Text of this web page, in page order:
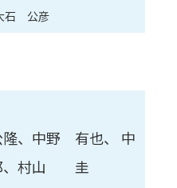
石 公彦
、中野 有也、 中
、村山 圭